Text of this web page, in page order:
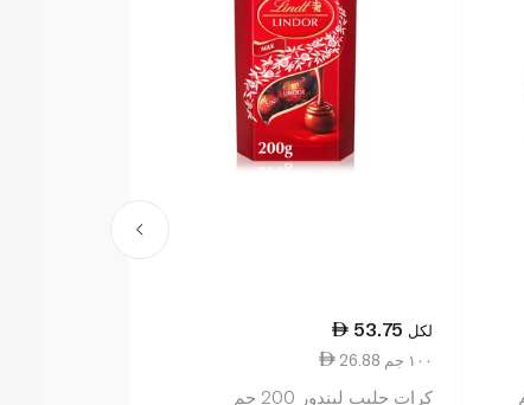
53.75 لكل
26.88 ١٠٠ جم
كرات حليب ليندور 200 جم